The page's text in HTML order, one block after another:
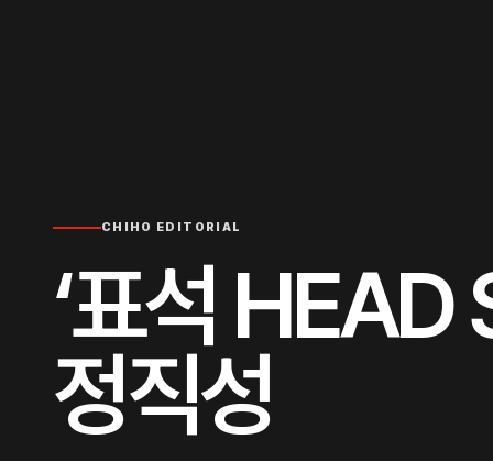
CHIHO EDITORIAL
‘표석 HEAD
정직성